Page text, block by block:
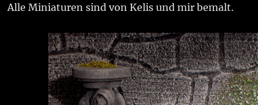
Alle Miniaturen sind von Kelis und mir bemalt.